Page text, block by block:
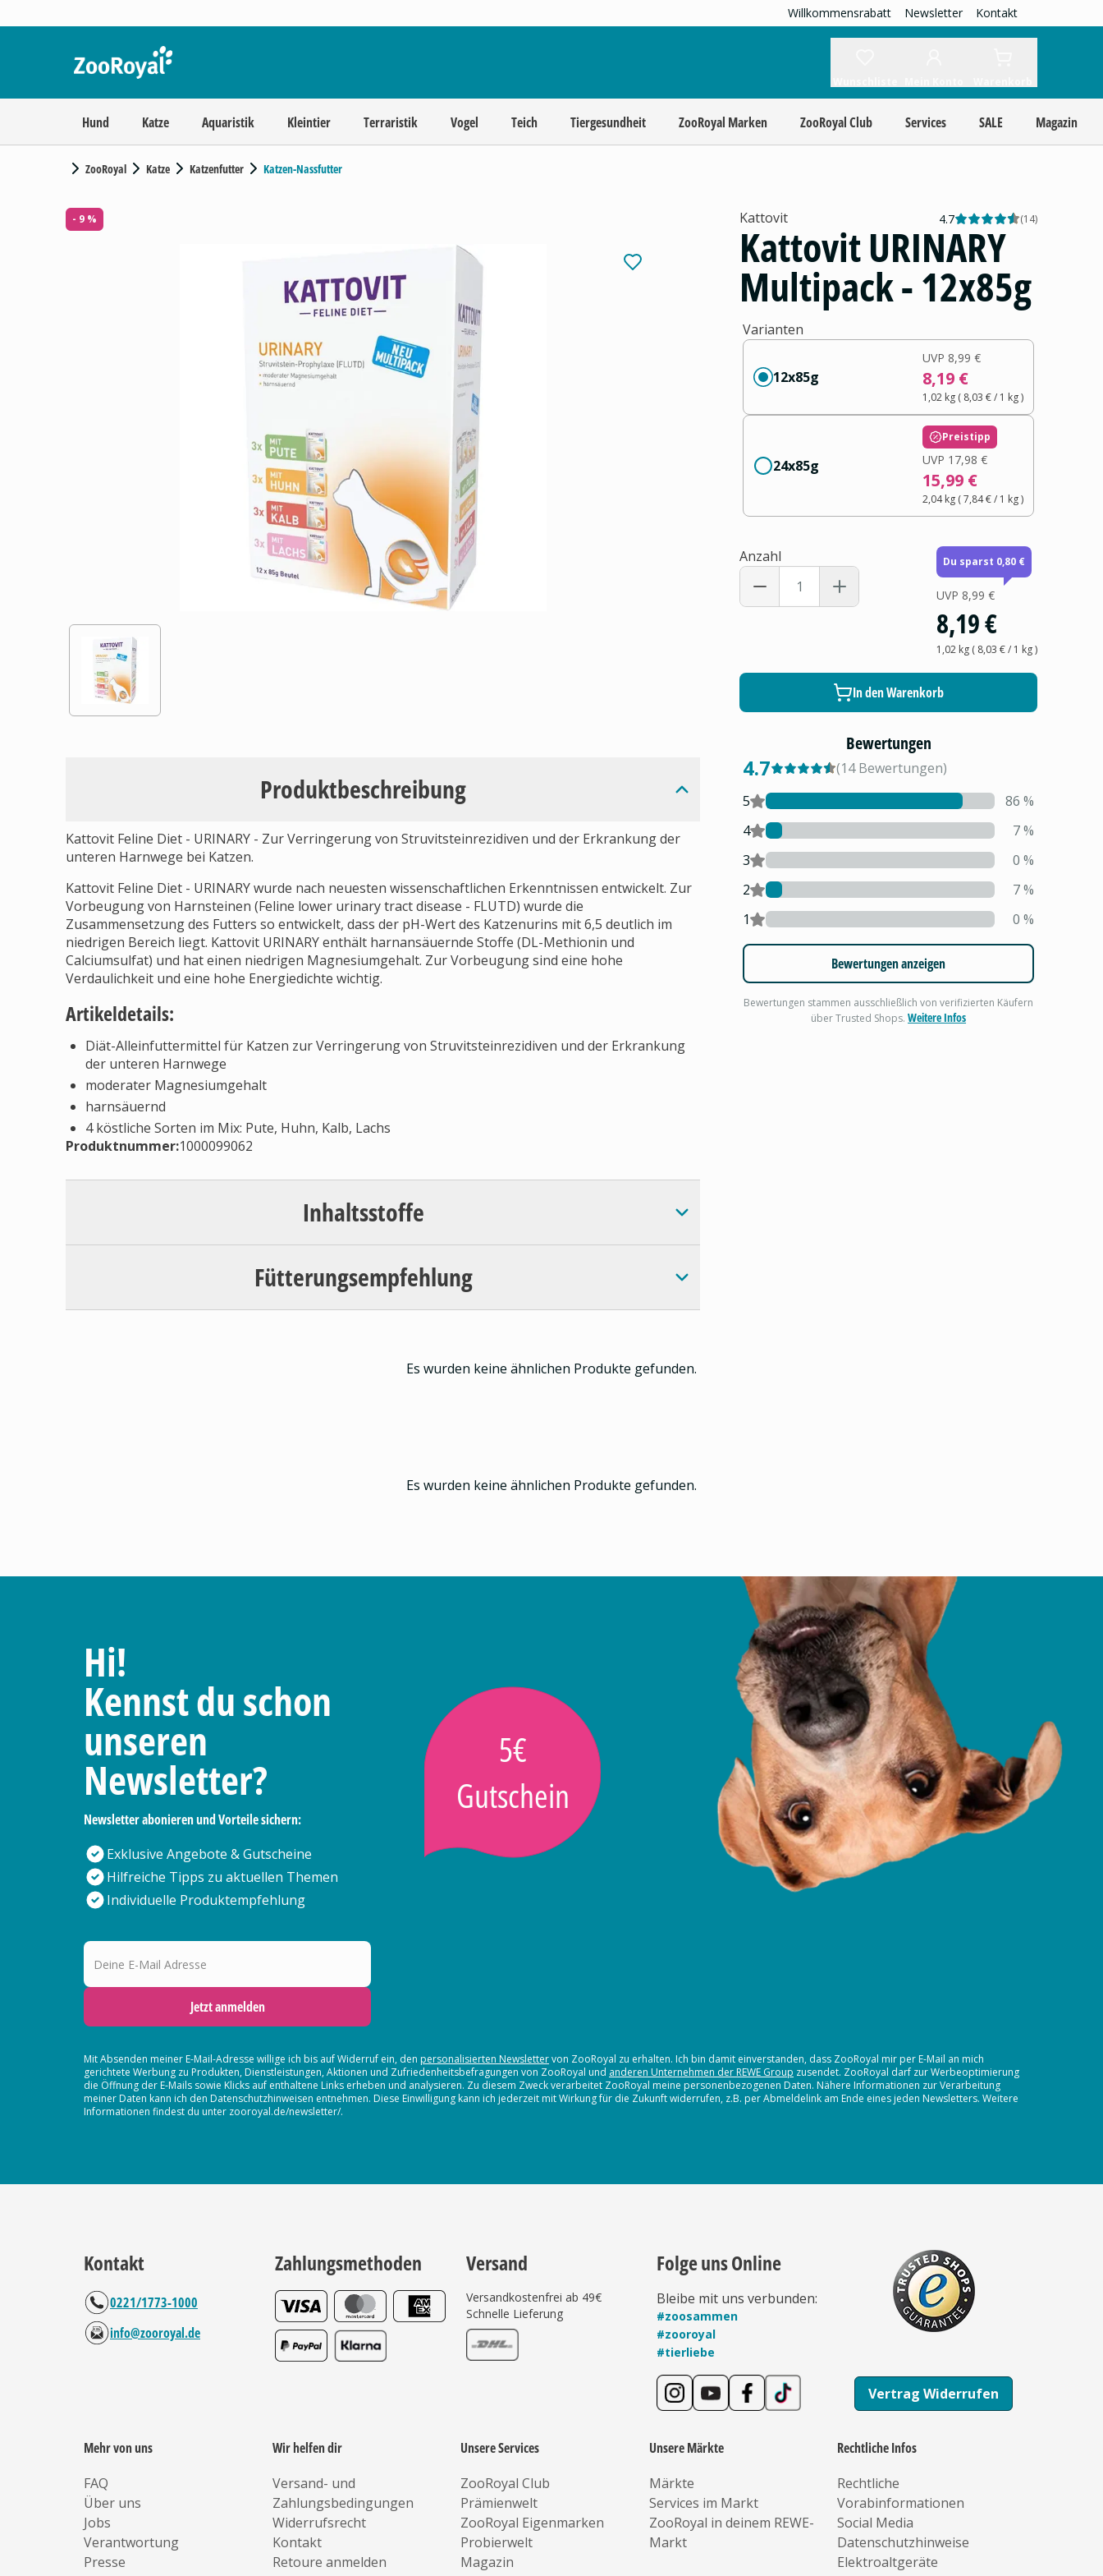
Willkommensrabatt Newsletter Kontakt
Hund Katze Aquaristik Kleintier Terraristik Vogel Teich Tiergesundheit ZooRoyal Marken ZooRoyal Club Services SALE Magazin
ZooRoyal Katze Katzenfutter Katzen-Nassfutter
- 9 %
Produktbeschreibung
Kattovit Feline Diet - URINARY - Zur Verringerung von Struvitsteinrezidiven und der Erkrankung der
unteren Harnwege bei Katzen.
Kattovit Feline Diet - URINARY wurde nach neuesten wissenschaftlichen Erkenntnissen entwickelt. Zur
Vorbeugung von Harnsteinen (Feline lower urinary tract disease - FLUTD) wurde die
Zusammensetzung des Futters so entwickelt, dass der pH-Wert des Katzenurins mit 6,5 deutlich im
niedrigen Bereich liegt. Kattovit URINARY enthält harnansäuernde Stoffe (DL-Methionin und
Calciumsulfat) und hat einen niedrigen Magnesiumgehalt. Zur Vorbeugung sind eine hohe
Verdaulichkeit und eine hohe Energiedichte wichtig.
Artikeldetails:
Diät-Alleinfuttermittel für Katzen zur Verringerung von Struvitsteinrezidiven und der Erkrankung
der unteren Harnwege
moderater Magnesiumgehalt
harnsäuernd
4 köstliche Sorten im Mix: Pute, Huhn, Kalb, Lachs
Produktnummer:1000099062
Inhaltsstoffe
Fütterungsempfehlung
Kattovit 4.7 (14)
Kattovit URINARY
Multipack - 12x85g
Varianten
12x85g
UVP 8,99 €
8,19 €
1,02 kg( 8,03 €/ 1 kg)
24x85g
Preistipp
UVP 17,98 €
15,99 €
2,04 kg(7,84 €/ 1 kg)
Anzahl Du sparst 0,80 €
UVP 8,99 €
8,19 €
1,02 kg( 8,03 €/ 1 kg)
In den Warenkorb
Bewertungen
4.7 (14 Bewertungen)
5
86 %
4
7%
3
0 %
2
7%
1
0 %
Bewertungen anzeigen
Bewertungen stammen ausschließlich von verifizierten Käufern
über Trusted Shops.Weitere Infos
Es wurden keine ähnlichen Produkte gefunden.
Es wurden keine ähnlichen Produkte gefunden.
Hi!
Kennst du schon
unseren
Newsletter?
Newsletter abonieren und Vorteile sichern:
Exklusive Angebote & Gutscheine
Hilfreiche Tipps zu aktuellen Themen
Individuelle Produktempfehlung
5€
Gutschein
Deine E-Mail Adresse
Jetzt anmelden
Mit Absenden meiner E-Mail-Adresse willige ich bis auf Widerruf ein, den personalisierten Newslettervon ZooRoyal zu erhalten. Ich bin damit einverstanden, dass ZooRoyal mir per E-Mail an mich
gerichtete Werbung zu Produkten, Dienstleistungen, Aktionen und Zufriedenheitsbefragungen von ZooRoyal und anderen Unternehmen der REWE Group zusendet. ZooRoyal darf zur Werbeoptimierung
die Öffnung der E-Mails sowie Klicks auf enthaltene Links erheben und analysieren. Zu diesem Zweck verarbeitet ZooRoyal meine personenbezogenen Daten. Nähere Informationen zur Verarbeitung
meiner Daten kann ich den Datenschutzhinweisen entnehmen. Diese Einwilligung kann ich jederzeit mit Wirkung für die Zukunft widerrufen, z.B. per Abmeldelink am Ende eines jeden Newsletters. Weitere
Informationen findest du unter zooroyal.de/newsletter/.
Kontakt
0221/1773-1000
info@zooroyal.de
Zahlungsmethoden Versand
Versandkostenfrei ab 49€
Schnelle Lieferung
Folge uns Online
Bleibe mit uns verbunden:
#zoosammen
#zooroyal
#tierliebe
Vertrag Widerrufen
Mehr von uns
FAQ
Über uns
Jobs
Verantwortung
Presse
Wir helfen dir
Versand- und
Zahlungsbedingungen
Widerrufsrecht
Kontakt
Retoure anmelden
Unsere Services
ZooRoyal Club
Prämienwelt
ZooRoyal Eigenmarken
Probierwelt
Magazin
Unsere Märkte
Märkte
Services im Markt
ZooRoyal in deinem REWE-
Markt
Rechtliche Infos
Rechtliche
Vorabinformationen
Social Media
Datenschutzhinweise
Elektroaltgeräte